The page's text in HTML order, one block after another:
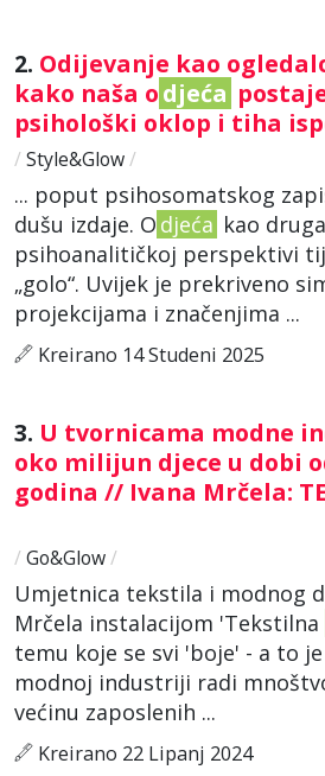
2. Odijevanje kao
kako naša odjeća
psihološki oklop i tiha
/ Style&Glow/
... poput psihosomatskog
dušu izdaje. O djeća kao
psihoanalitičkoj perspektivi
„golo“. Uvijek je prekriveno
projekcijama i značenjima ...
Kreirano 14 Studeni 2025
3. U tvornicama modne
oko milijun djece u dobi
godina // Ivana Mrčela:
/ Go&Glow/
Umjetnica tekstila i modnog
Mrčela instalacijom 'Tekstilna
temu koje se svi 'boje' - a to
modnoj industriji radi
većinu zaposlenih ...
Kreirano 22 Lipanj 2024